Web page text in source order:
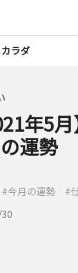
ラダ
年5
運勢
今月の運勢